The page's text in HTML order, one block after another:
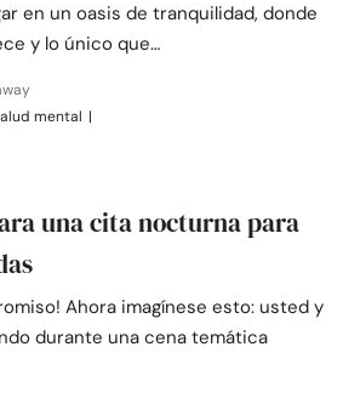
en un oasis de tranquilidad, donde
y lo único que…
mental |
una cita nocturna para
Ahora imagínese esto: usted y
durante una cena temática